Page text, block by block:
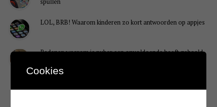
LOL, BRB! Waarom kinderen zo kort antwoorden op appjes
Redenen waarom je puber een onvoldoende heeft gehaald
Cookies